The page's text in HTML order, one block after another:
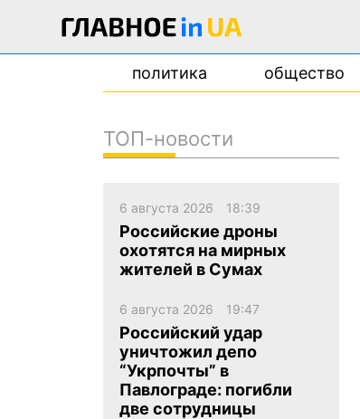
политика общество
ТОП-новости
6 августа 2026 18:39
Российские дроны
охотятся на мирных
жителей в Сумах
6 августа 2026 19:47
Российский удар
уничтожил депо
“Укрпочты” в
Павлограде: погибли
две сотрудницы